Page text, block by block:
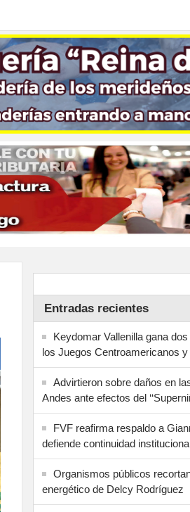
Entradas recientes
Keydomar Vallenilla gana
los Juegos Centroamericanos
Advirtieron sobre daños en
Andes ante efectos del
FVF reafirma respaldo a
defiende continuidad
Organismos públicos
energético de Delcy Rodríguez